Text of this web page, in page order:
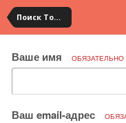
Поиск Товара
Ваше имя ОБЯЗАТЕЛЬНО
Ваш email-адрес